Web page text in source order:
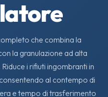
che combina la
la granulazione ad alta
i rifiuti ingombranti in
al contempo di
e tempo di trasferimento